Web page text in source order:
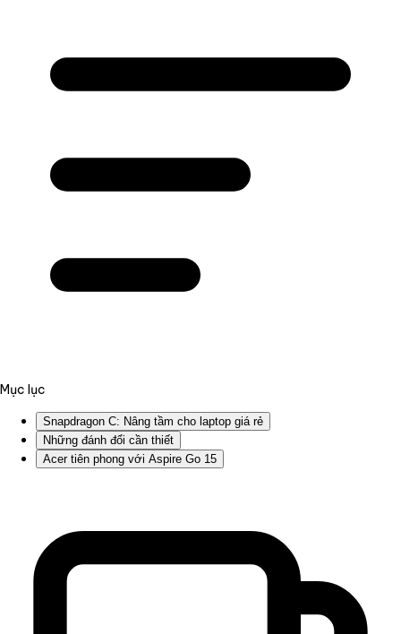
Mục lục
Snapdragon C: Nâng tầm cho laptop giá rẻ
Những đánh đổi cần thiết
Acer tiên phong với Aspire Go 15